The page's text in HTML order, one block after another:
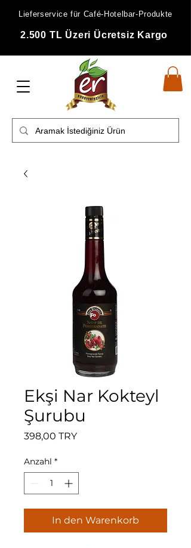
Lieferservice für Café-Hotelbar-Produkte
2.500 TL Üzeri Ücretsiz Kargo
Ekşi Nar Kokteyl
Şurubu
398,00 TRYPreis
Anzahl *
In den Warenkorb